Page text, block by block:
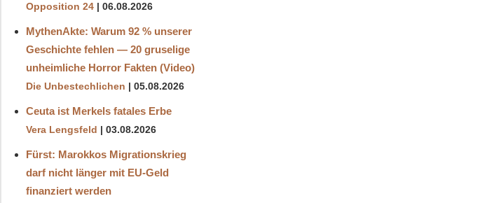
Opposition 24 06.08.2026
MythenAkte: Warum 92 % unserer
Geschichte fehlen — 20 gruselige
unheimliche Horror Fakten (Video)
Die Unbestechlichen 05.08.2026
Ceuta ist Merkels fatales Erbe
Vera Lengsfeld 03.08.2026
Fürst: Marokkos Migrationskrieg
darf nicht länger mit EU-Geld
finanziert werden